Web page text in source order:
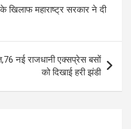
खिलाफ महाराष्ट्र सरकार ने दी
नई राजधानी एक्सप्रेस बसों
को दिखाई हरी झंडी